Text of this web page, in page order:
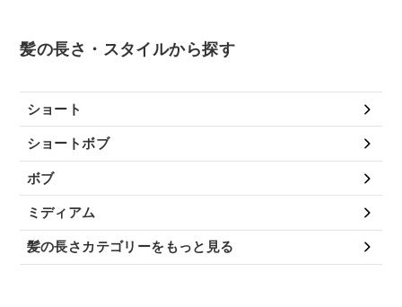
髪の長さ・スタイルから探す
ショート
ショートボブ
ボブ
ミディアム
髪の長さカテゴリーをもっと見る